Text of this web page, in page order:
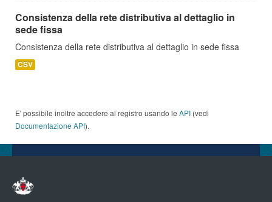
Consistenza della rete distributiva al dettaglio in
sede fissa
Consistenza della rete distributiva al dettaglio in sede fissa
CSV
E' possibile inoltre accedere al registro usando le API (vedi
Documentazione API).